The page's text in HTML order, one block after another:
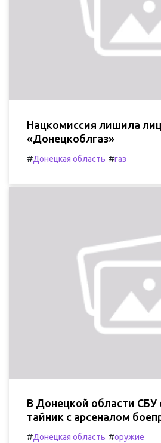
Нацкомиссия лишила
«Донецкоблгаз»
#Донецкая область #газ
В Донецкой области СБУ
тайник с арсеналом
#Донецкая область #оружие